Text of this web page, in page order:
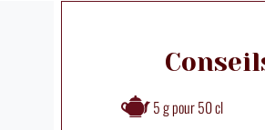
5 g pour 50 cl